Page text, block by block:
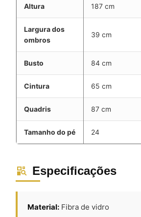
Altura 187 cm
Largura dos
ombros
39 cm
Busto 84 cm
Cintura 65 cm
Quadris 87 cm
Tamanho do pé 24
Especificações
Material:Fibra de vidro